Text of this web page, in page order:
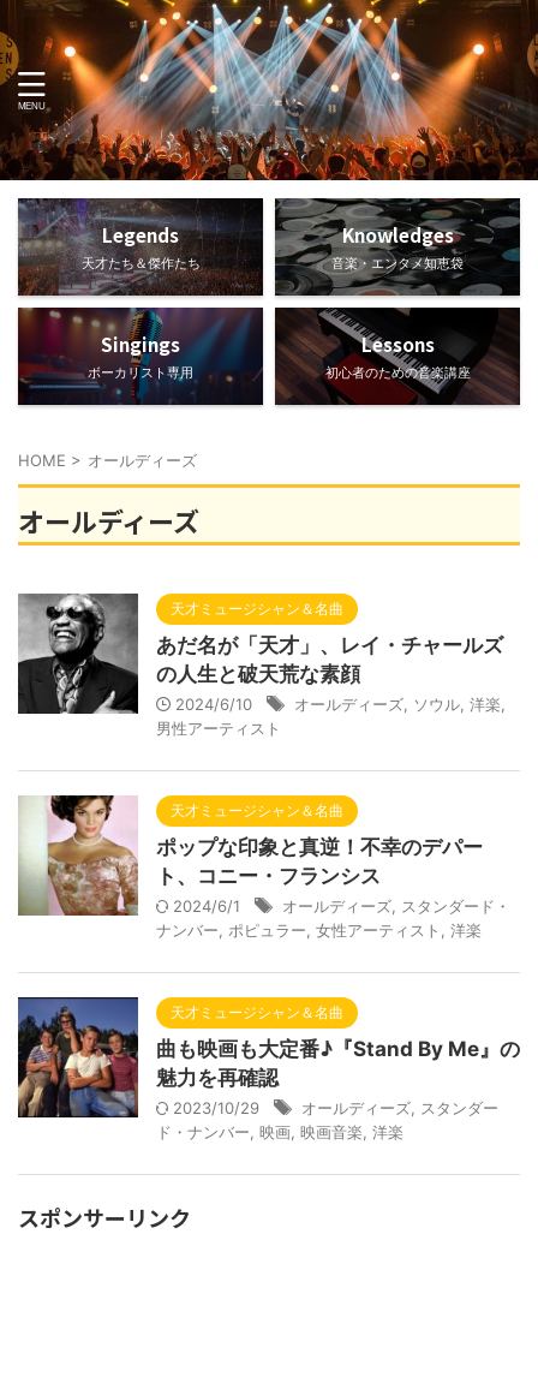
Legends
天才たち＆傑作たち
Knowledges
音楽・エンタメ知恵袋
Singings
ボーカリスト専用
Lessons
初心者のための音楽講座
HOME > オールディーズ
オールディーズ
天才ミュージシャン＆名曲
あだ名が「天才」、レイ・チャールズ
の人生と破天荒な素顔
2024/6/10 オールディーズ ソウル 洋楽
男性アーティスト
天才ミュージシャン＆名曲
ポップな印象と真逆！不幸のデパー
ト、コニー・フランシス
2024/6/1 オールディーズ
スタンダード・
ナンバー
ポピュラー 女性アーティスト 洋楽
天才ミュージシャン＆名曲
曲も映画も大定番♪『Stand By Me』の
魅力を再確認
2023/10/29 オールディーズ
スタンダー
ド・ナンバー 映画 映画音楽 洋楽
スポンサーリンク